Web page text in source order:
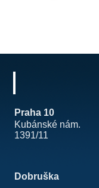
Praha 10
Kubánské nám.
1391/11
Dobruška